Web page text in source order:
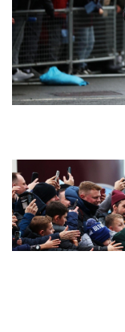
Thể thao
Bóng đá
Lịch thi đấu bóng đá
Thế giới thể thao
eSports
Hậu trường